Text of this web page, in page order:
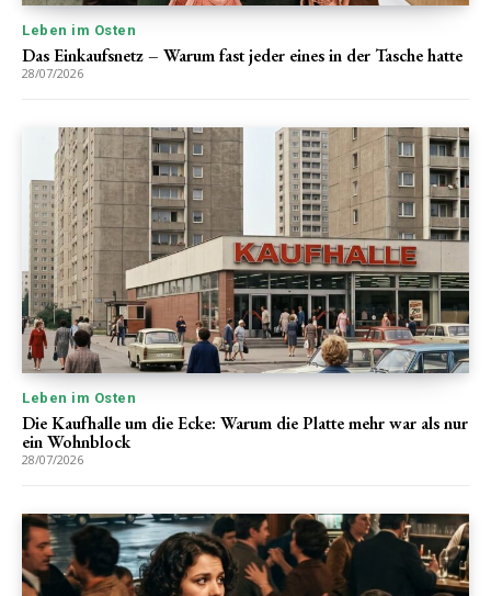
Leben im Osten
Das Einkaufsnetz – Warum fast jeder eines in der Tasche hatte
28/07/2026
Leben im Osten
Die Kaufhalle um die Ecke: Warum die Platte mehr war als nur
ein Wohnblock
28/07/2026